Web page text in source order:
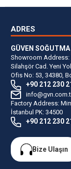
ADRES
GÜVEN
Showroom Address:
Silahşör Cad. Yeni
Ofis No: 53, 34380,
+90 212 230
Factory Address:
İstanbul PK: 34500
+90 212 230
Bize Ulaşın